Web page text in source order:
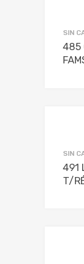
SIN
485
SIN
491
T/